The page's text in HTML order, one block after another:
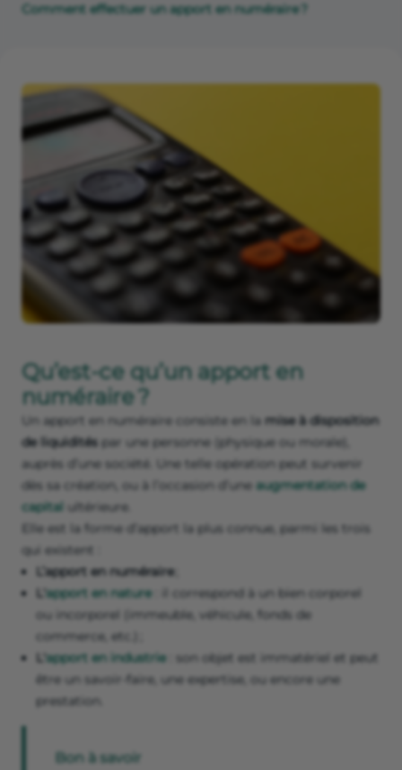
Comment effectuer un apport en numéraire ?
Qu’est-ce qu’un apport en
numéraire ?
Un apport en numéraire consiste en la mise à disposition
de liquidités par une personne (physique ou morale),
auprès d’une société. Une telle opération peut survenir
dès sa création, ou à l’occasion d’une augmentation de
capital ultérieure.
Elle est la forme d’apport la plus connue, parmi les trois
qui existent :
L’apport en numéraire;
L' apport en nature
: il correspond à un bien corporel
ou incorporel (immeuble, véhicule, fonds de
commerce, etc.) ;
L' apport en industrie
: son objet est immatériel et peut
être un savoir-faire, une expertise, ou encore une
prestation.
Bon à savoir